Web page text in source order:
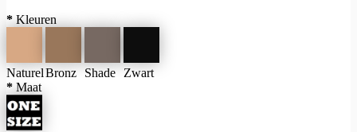
* Kleuren
NaturelBronz Shade
Zwart
* Maat